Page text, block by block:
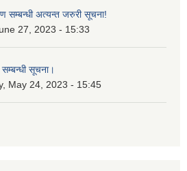
सम्बन्धी अत्यन्त जरुरी सूचना!
27, 2023 - 15:33
सम्बन्धी सूचना।
May 24, 2023 - 15:45